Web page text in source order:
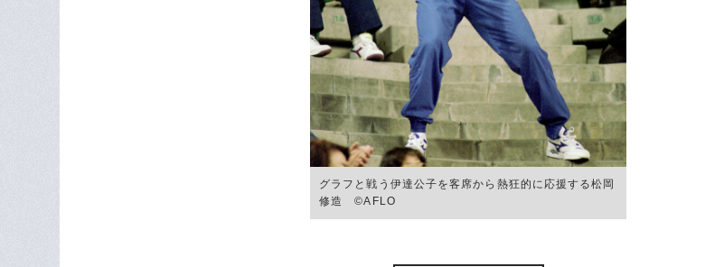
グラフと戦う伊達公子を客席から熱狂的に応援する松岡
修造 ©AFLO